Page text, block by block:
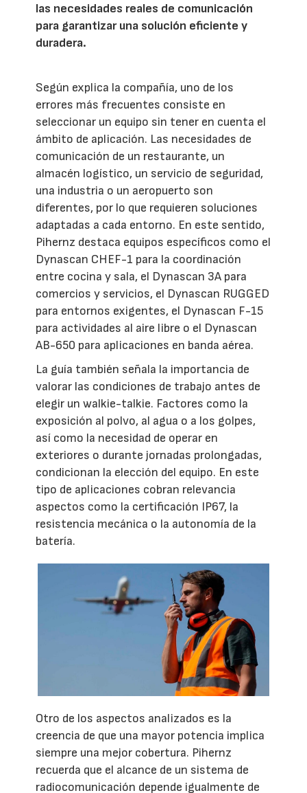
las necesidades reales de comunicación
para garantizar una solución eficiente y
duradera.
Según explica la compañía, uno de los
errores más frecuentes consiste en
seleccionar un equipo sin tener en cuenta el
ámbito de aplicación. Las necesidades de
comunicación de un restaurante, un
almacén logístico, un servicio de seguridad,
una industria o un aeropuerto son
diferentes, por lo que requieren soluciones
adaptadas a cada entorno. En este sentido,
Pihernz destaca equipos específicos como el
Dynascan CHEF-1 para la coordinación
entre cocina y sala, el Dynascan 3A para
comercios y servicios, el Dynascan RUGGED
para entornos exigentes, el Dynascan F-15
para actividades al aire libre o el Dynascan
AB-650 para aplicaciones en banda aérea.
La guía también señala la importancia de
valorar las condiciones de trabajo antes de
elegir un walkie-talkie. Factores como la
exposición al polvo, al agua o a los golpes,
así como la necesidad de operar en
exteriores o durante jornadas prolongadas,
condicionan la elección del equipo. En este
tipo de aplicaciones cobran relevancia
aspectos como la certificación IP67, la
resistencia mecánica o la autonomía de la
batería.
Otro de los aspectos analizados es la
creencia de que una mayor potencia implica
siempre una mejor cobertura. Pihernz
recuerda que el alcance de un sistema de
radiocomunicación depende igualmente de